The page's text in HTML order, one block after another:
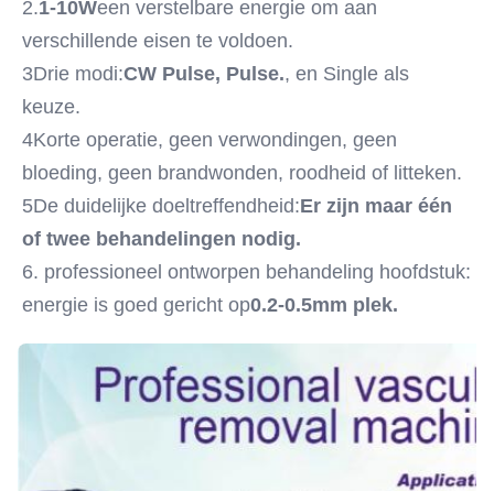
2.1-10Ween verstelbare energie om aan
verschillende eisen te voldoen.
3Drie modi:CW Pulse, Pulse., en Single als
keuze.
4Korte operatie, geen verwondingen, geen
bloeding, geen brandwonden, roodheid of litteken.
5De duidelijke doeltreffendheid:Er zijn maar één
of twee behandelingen nodig.
6. professioneel ontworpen behandeling hoofdstuk:
energie is goed gericht op0.2-0.5mm plek.